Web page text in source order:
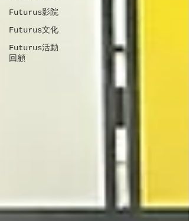
Futurus影院
Futurus文化
Futurus活動
回顧